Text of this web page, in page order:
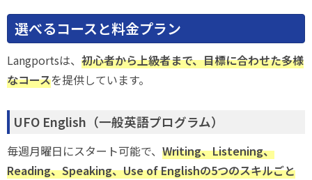
選べるコースと料金プラン
Langportsは、 初心者から上級者まで、目標に合わせた多様
なコースを提供しています。
UFO English（一般英語プログラム）
毎週月曜日にスタート可能で、 Writing、Listening、
Reading、Speaking、Use of Englishの5つのスキルごと